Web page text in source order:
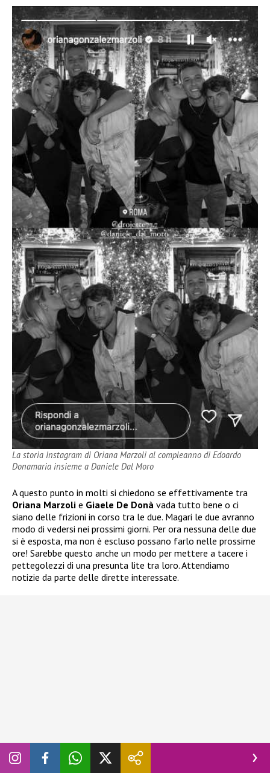
La storia Instagram di Oriana Marzoli al compleanno di Edoardo
Donamaria insieme a Daniele Dal Moro
A questo punto in molti si chiedono se effettivamente tra
Oriana Marzoli e Giaele De Donà vada tutto bene o ci
siano delle frizioni in corso tra le due. Magari le due avranno
modo di vedersi nei prossimi giorni. Per ora nessuna delle due
si è esposta, ma non è escluso possano farlo nelle prossime
ore! Sarebbe questo anche un modo per mettere a tacere i
pettegolezzi di una presunta lite tra loro. Attendiamo
notizie da parte delle dirette interessate.